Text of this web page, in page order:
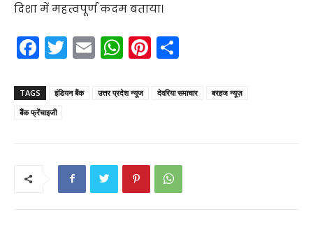
दिशा में महत्वपूर्ण कदम बताया।
F
a
c
e
T
w
itt
E
m
ai
W
h
a
p
p
Pi
nt
er ar
TAGS इंडियन बैंक उत्तर प्रदेश न्यूज देवरिया समाचार
बरहज न्यूज़
बैंक फ्रेंचाइजी